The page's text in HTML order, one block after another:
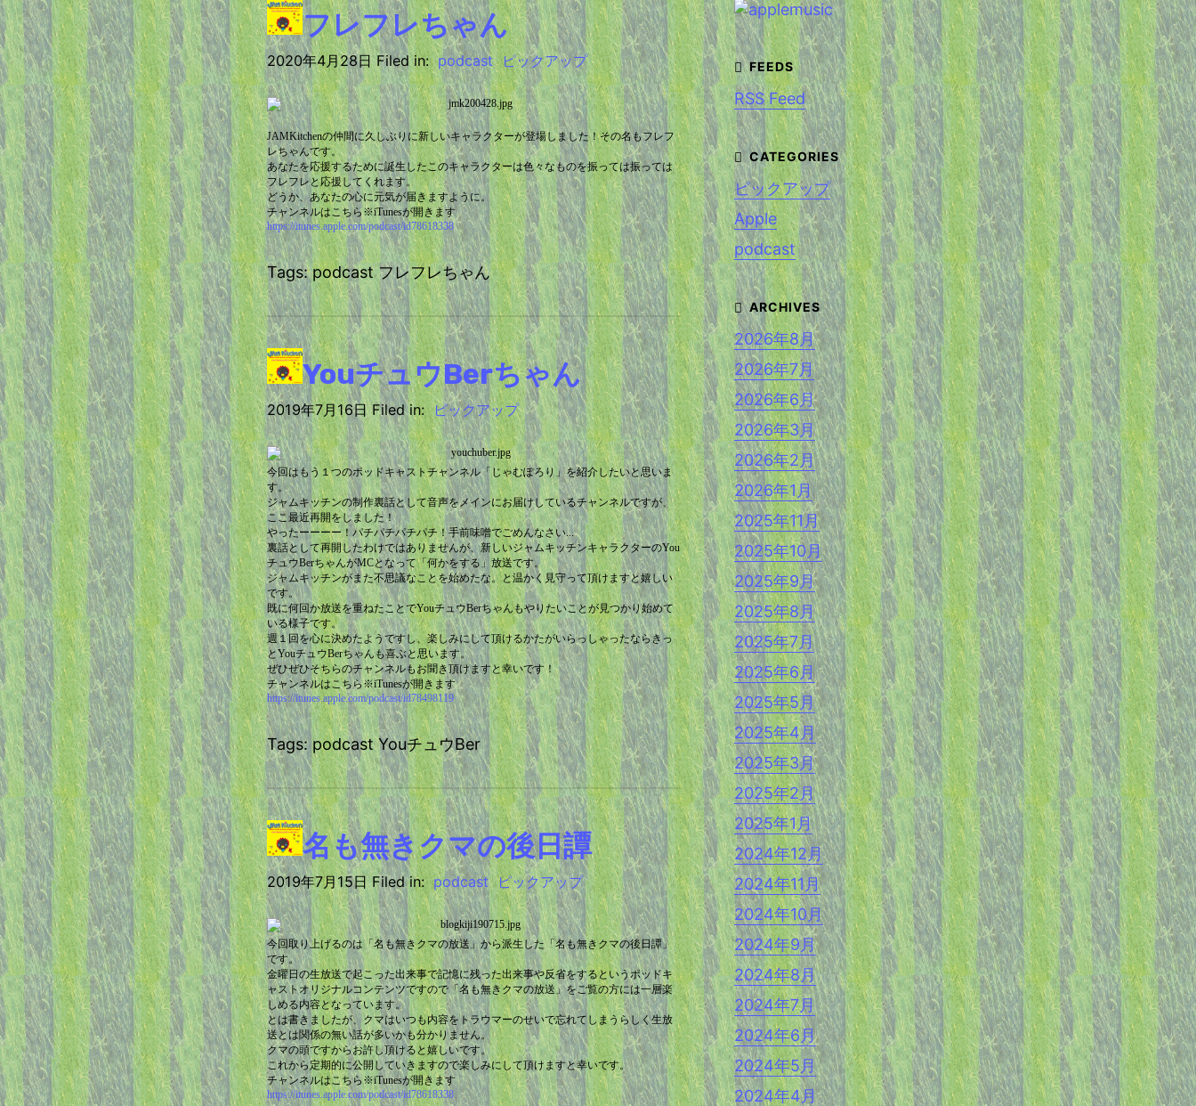
フレフレちゃん
2020年4月28日 Filed in: podcast ピックアップ
JAMKitchenの仲間に久しぶりに新しいキャラクターが登場しました！その名もフレフ
レちゃんです。
あなたを応援するために誕生したこのキャラクターは色々なものを振っては振っては
フレフレと応援してくれます。
どうか、あなたの心に元気が届きますように。
チャンネルはこちら※iTunesが開きます
https://itunes.apple.com/podcast/id78618338
Tags: podcast フレフレちゃん
YouチュウBerちゃん
2019年7月16日 Filed in: ピックアップ
今回はもう１つのポッドキャストチャンネル「じゃむぽろり」を紹介したいと思いま
す。
ジャムキッチンの制作裏話として音声をメインにお届けしているチャンネルですが、
ここ最近再開をしました！
やったーーーー！パチパチパチパチ！手前味噌でごめんなさい...
裏話として再開したわけではありませんが、新しいジャムキッチンキャラクターのYou
チュウBerちゃんがMCとなって「何かをする」放送です。
ジャムキッチンがまた不思議なことを始めたな。と温かく見守って頂けますと嬉しい
です。
既に何回か放送を重ねたことでYouチュウBerちゃんもやりたいことが見つかり始めて
いる様子です。
週１回を心に決めたようですし、楽しみにして頂けるかたがいらっしゃったならきっ
とYouチュウBerちゃんも喜ぶと思います。
ぜひぜひそちらのチャンネルもお聞き頂けますと幸いです！
チャンネルはこちら※iTunesが開きます
https://itunes.apple.com/podcast/id78498119
Tags: podcast YouチュウBer
名も無きクマの後日譚
2019年7月15日 Filed in: podcast ピックアップ
今回取り上げるのは「名も無きクマの放送」から派生した「名も無きクマの後日譚」
です。
金曜日の生放送で起こった出来事で記憶に残った出来事や反省をするというポッドキ
ャストオリジナルコンテンツですので「名も無きクマの放送」をご覧の方には一層楽
しめる内容となっています。
とは書きましたが、クマはいつも内容をトラウマーのせいで忘れてしまうらしく生放
送とは関係の無い話が多いかも分かりません。
クマの頭ですからお許し頂けると嬉しいです。
これから定期的に公開していきますので楽しみにして頂けますと幸いです。
チャンネルはこちら※iTunesが開きます
https://itunes.apple.com/podcast/id78618338
RSS Feed
ピックアップ
Apple
podcast
2026年8月
2026年7月
2026年6月
2026年3月
2026年2月
2026年1月
2025年11月
2025年10月
2025年9月
2025年8月
2025年7月
2025年6月
2025年5月
2025年4月
2025年3月
2025年2月
2025年1月
2024年12月
2024年11月
2024年10月
2024年9月
2024年8月
2024年7月
2024年6月
2024年5月
2024年4月